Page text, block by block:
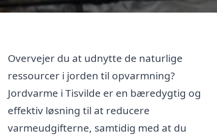
Overvejer du at udnytte de naturlige
ressourcer i jorden til opvarmning?
Jordvarme i Tisvilde er en bæredygtig og
effektiv løsning til at reducere
varmeudgifterne, samtidig med at du